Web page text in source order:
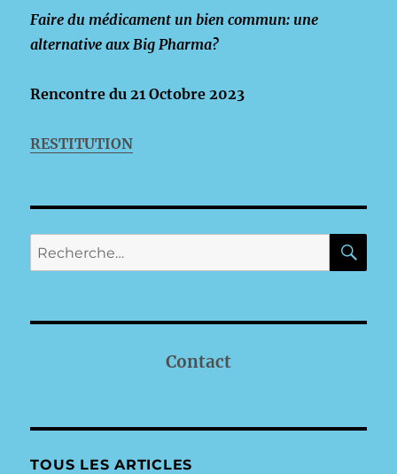
Faire du médicament un bien commun: une
alternative aux Big Pharma?
Rencontre du 21 Octobre 2023
RESTITUTION
Recherche
pour :
Contact
TOUS LES ARTICLES